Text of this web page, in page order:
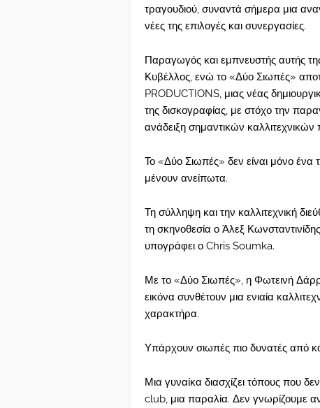
τραγουδιού, συναντά σήμερα μια
νέες της επιλογές και συνεργασίες.
Παραγωγός και εμπνευστής αυτής
Κυβέλλος, ενώ το «Δύο Σιωπές»
PRODUCTIONS, μιας νέας
της δισκογραφίας, με στόχο την
ανάδειξη σημαντικών
Το «Δύο Σιωπές» δεν είναι μόνο ένα
μένουν ανείπωτα.
Τη σύλληψη και την καλλιτεχνική
τη σκηνοθεσία ο Άλεξ
υπογράφει ο Chris Soumka.
Με το «Δύο Σιωπές», η Φωτεινή
εικόνα συνθέτουν μια ενιαία
χαρακτήρα.
Υπάρχουν σιωπές πιο δυνατές από
Μια γυναίκα διασχίζει τόπους που
club, μια παραλία. Δεν γνωρίζουμε